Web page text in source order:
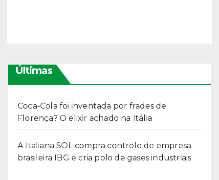
Últimas
Coca-Cola foi inventada por frades de
Florença? O elixir achado na Itália
A Italiana SOL compra controle de empresa
brasileira IBG e cria polo de gases industriais